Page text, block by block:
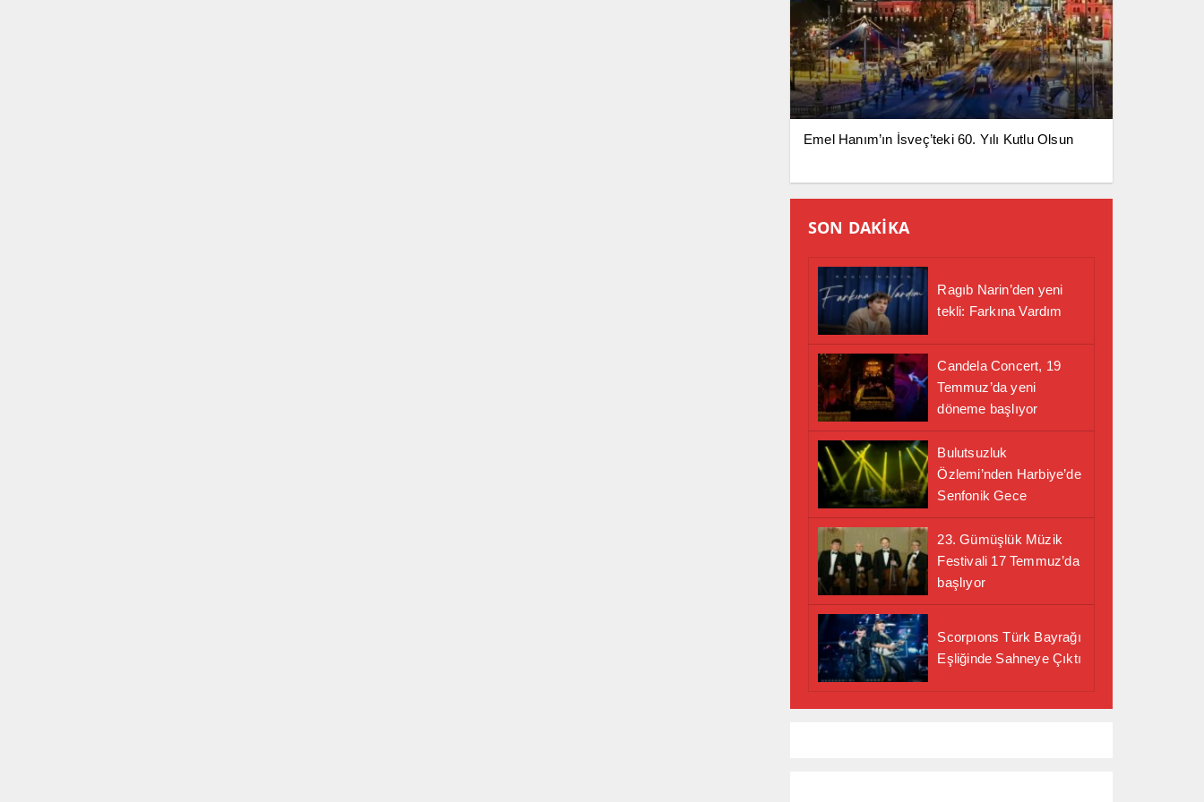
Emel Hanım’ın İsveç’teki 60. Yılı Kutlu Olsun
SON DAKİKA
Ragıb Narin’den yeni
tekli: Farkına Vardım
Candela Concert, 19
Temmuz’da yeni
döneme başlıyor
Bulutsuzluk
Özlemi’nden Harbiye’de
Senfonik Gece
23. Gümüşlük Müzik
Festivali 17 Temmuz’da
başlıyor
Scorpıons Türk Bayrağı
Eşliğinde Sahneye Çıktı